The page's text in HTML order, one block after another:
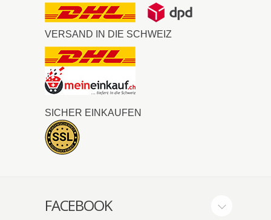
VERSAND IN DIE SCHWEIZ
SICHER EINKAUFEN
FACEBOOK